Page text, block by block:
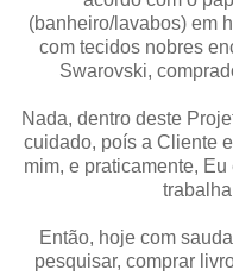
(banheiro/lavabos) em
com tecidos nobres
Swarovski,
Nada, dentro deste
cuidado, poís a Cliente
mim, e praticamente,
Então, hoje com
pesquisar, comprar